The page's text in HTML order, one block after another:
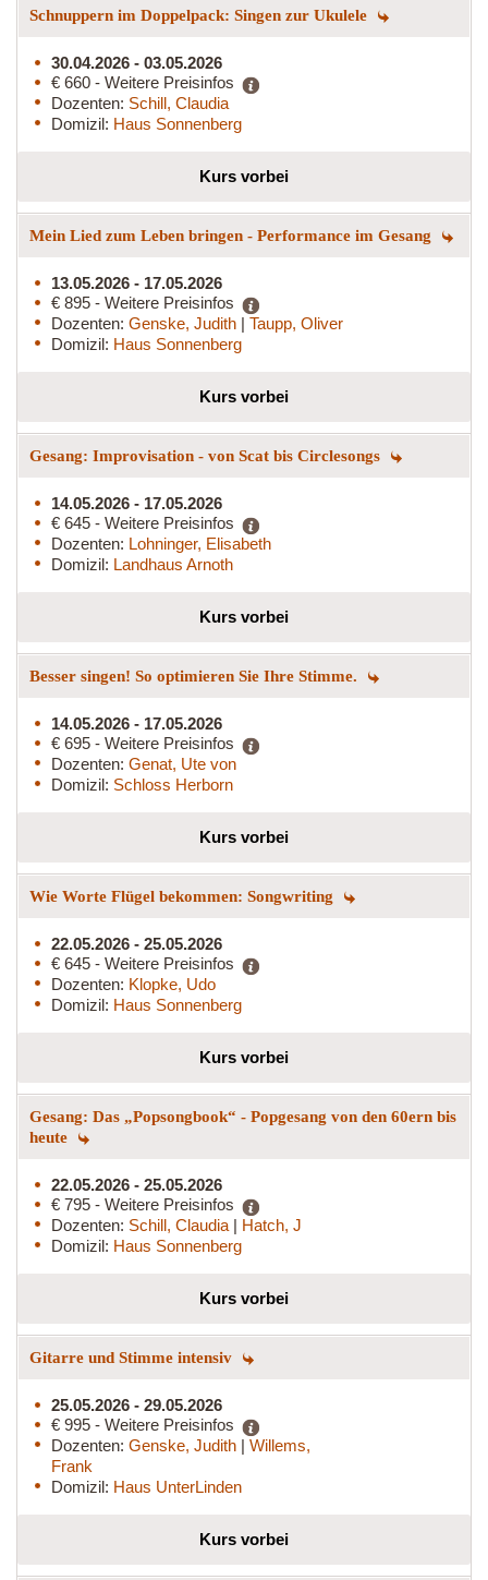
Schnuppern im Doppelpack: Singen zur Ukulele
30.04.2026 - 03.05.2026
€ 660 - Weitere Preisinfos
Dozenten: Schill, Claudia
Domizil: Haus Sonnenberg
Kurs vorbei
Mein Lied zum Leben bringen - Performance im Gesang
13.05.2026 - 17.05.2026
€ 895 - Weitere Preisinfos
Dozenten: Genske, Judith | Taupp, Oliver
Domizil: Haus Sonnenberg
Kurs vorbei
Gesang: Improvisation - von Scat bis Circlesongs
14.05.2026 - 17.05.2026
€ 645 - Weitere Preisinfos
Dozenten: Lohninger, Elisabeth
Domizil: Landhaus Arnoth
Kurs vorbei
Besser singen! So optimieren Sie Ihre Stimme.
14.05.2026 - 17.05.2026
€ 695 - Weitere Preisinfos
Dozenten: Genat, Ute von
Domizil: Schloss Herborn
Kurs vorbei
Wie Worte Flügel bekommen: Songwriting
22.05.2026 - 25.05.2026
€ 645 - Weitere Preisinfos
Dozenten: Klopke, Udo
Domizil: Haus Sonnenberg
Kurs vorbei
Gesang: Das „Popsongbook“ - Popgesang von den 60ern bis
heute
22.05.2026 - 25.05.2026
€ 795 - Weitere Preisinfos
Dozenten: Schill, Claudia | Hatch, J
Domizil: Haus Sonnenberg
Kurs vorbei
Gitarre und Stimme intensiv
25.05.2026 - 29.05.2026
€ 995 - Weitere Preisinfos
Dozenten: Genske, Judith | Willems,
Frank
Domizil: Haus UnterLinden
Kurs vorbei